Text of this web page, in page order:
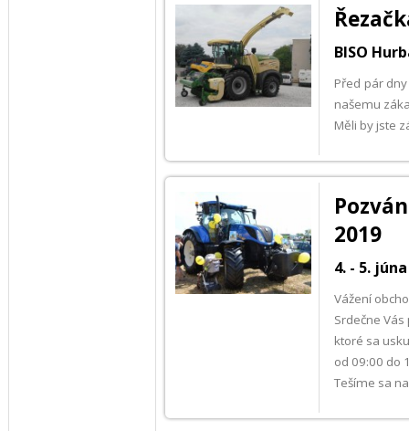
BISO
Před pár
našemu
Měli by jste
2019
4. - 5.
Vážení
Srdečne
ktoré sa
od 09:00 do
Tešíme sa